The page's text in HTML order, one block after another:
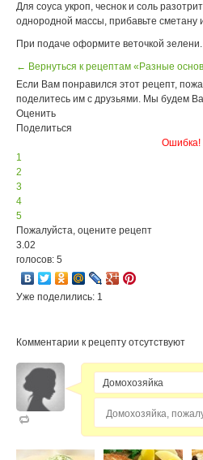
Для соуса укроп, чеснок и соль
однородной массы, прибавьте
При подаче оформите веточкой
← Вернуться к рецептам «Разные
Если Вам понравился этот рецепт,
поделитесь им с друзьями. Мы будем
Оценить
Поделиться
Ошибка!
1
2
3
4
5
Пожалуйста, оцените рецепт
3.02
голосов: 5
Уже поделились: 1
Комментарии к рецепту отсутствуют